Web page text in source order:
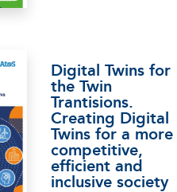
Digital Twins for
the Twin
Trantisions.
Creating Digital
Twins for a more
competitive,
efficient and
inclusive society